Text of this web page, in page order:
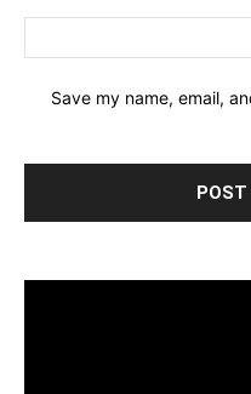
Save my name, email,